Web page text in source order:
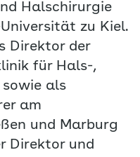
Halschirurgie
zu Kiel.
Direktor der
für Hals-,
sowie als
am
und Marburg
Direktor und